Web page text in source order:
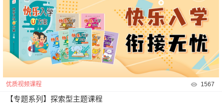
优质视频课程 1567
【专题系列】探索型主题课程